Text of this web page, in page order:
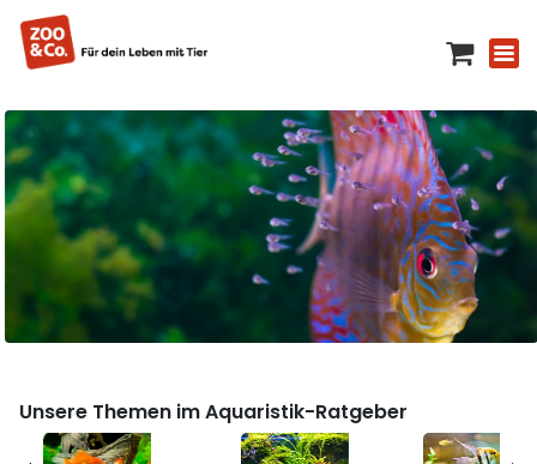
Unsere Themen im Aquaristik-Ratgeber